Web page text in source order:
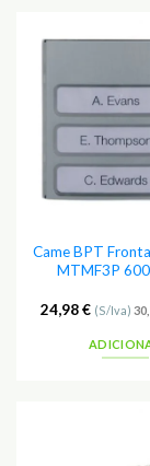
Came BPT
MTMF3P
24,98€ (S/Iva)